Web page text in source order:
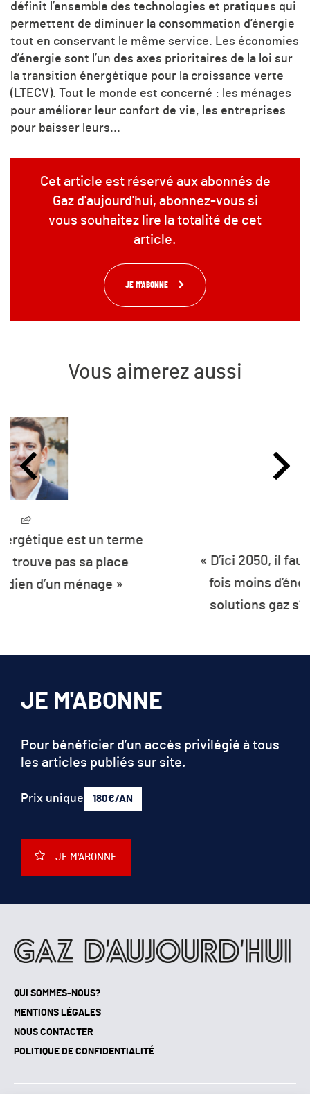
définit l’ensemble des technologies et pratiques qui
permettent de diminuer la consommation d’énergie
tout en conservant le même service. Les économies
d’énergie sont l’un des axes prioritaires de la loi sur
la transition énergétique pour la croissance verte
(LTECV). Tout le monde est concerné : les ménages
pour améliorer leur confort de vie, les entreprises
pour baisser leurs...
Cet article est réservé aux abonnés de
Gaz d'aujourd'hui, abonnez-vous si
vous souhaitez lire la totalité de cet
article.
JE M'ABONNE
Vous aimerez aussi
« D’ici 2050, il faudra consommer deux
fois moins d’énergie qu’en 2012. Les
solutions gaz s’inscrivent déjà dans
QUI SOMMES-NOUS?
MENTIONS LÉGALES
NOUS CONTACTER
Pour bénéficier d’un accès privilégié à tous
JE M'ABONNE